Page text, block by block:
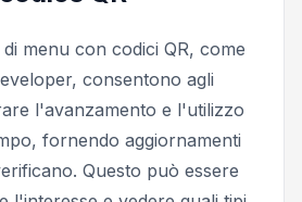
menu con codici QR, come
consentono agli
l'avanzamento e l'utilizzo
fornendo aggiornamenti
Questo può essere